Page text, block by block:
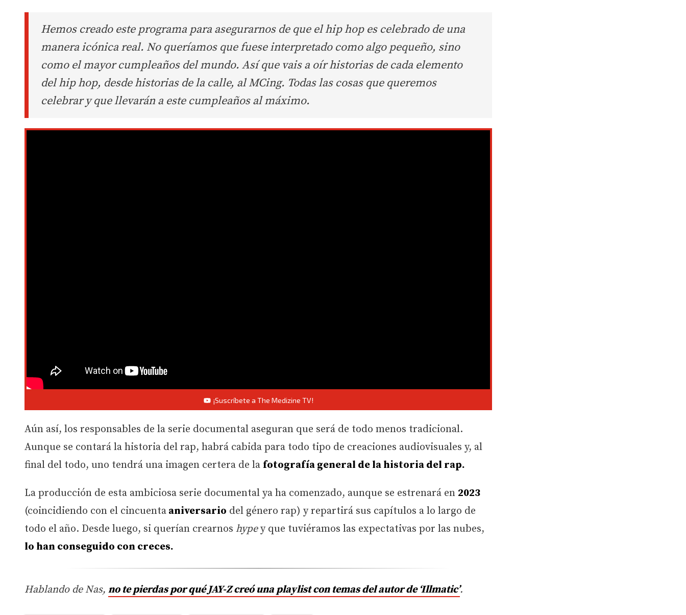
Hemos creado este programa para asegurarnos de que el hip hop es celebrado de una
manera icónica real. No queríamos que fuese interpretado como algo pequeño, sino
como el mayor cumpleaños del mundo. Así que vais a oír historias de cada elemento
del hip hop, desde historias de la calle, al MCing. Todas las cosas que queremos
celebrar y que llevarán a este cumpleaños al máximo.
¡Suscríbete a The Medizine TV!
Aún así, los responsables de la serie documental aseguran que será de todo menos tradicional.
Aunque se contará la historia del rap, habrá cabida para todo tipo de creaciones audiovisuales y, al
final del todo, uno tendrá una imagen certera de la fotografía general de la historia del rap.
La producción de esta ambiciosa serie documental ya ha comenzado, aunque se estrenará en 2023
(coincidiendo con el cincuenta aniversario del género rap) y repartirá sus capítulos a lo largo de
todo el año. Desde luego, si querían crearnos hypey que tuviéramos las expectativas por las nubes,
lo han conseguido con creces.
Hablando de Nas, no te pierdas por qué JAY-Z creó una playlist con temas del autor de ‘Illmatic’.